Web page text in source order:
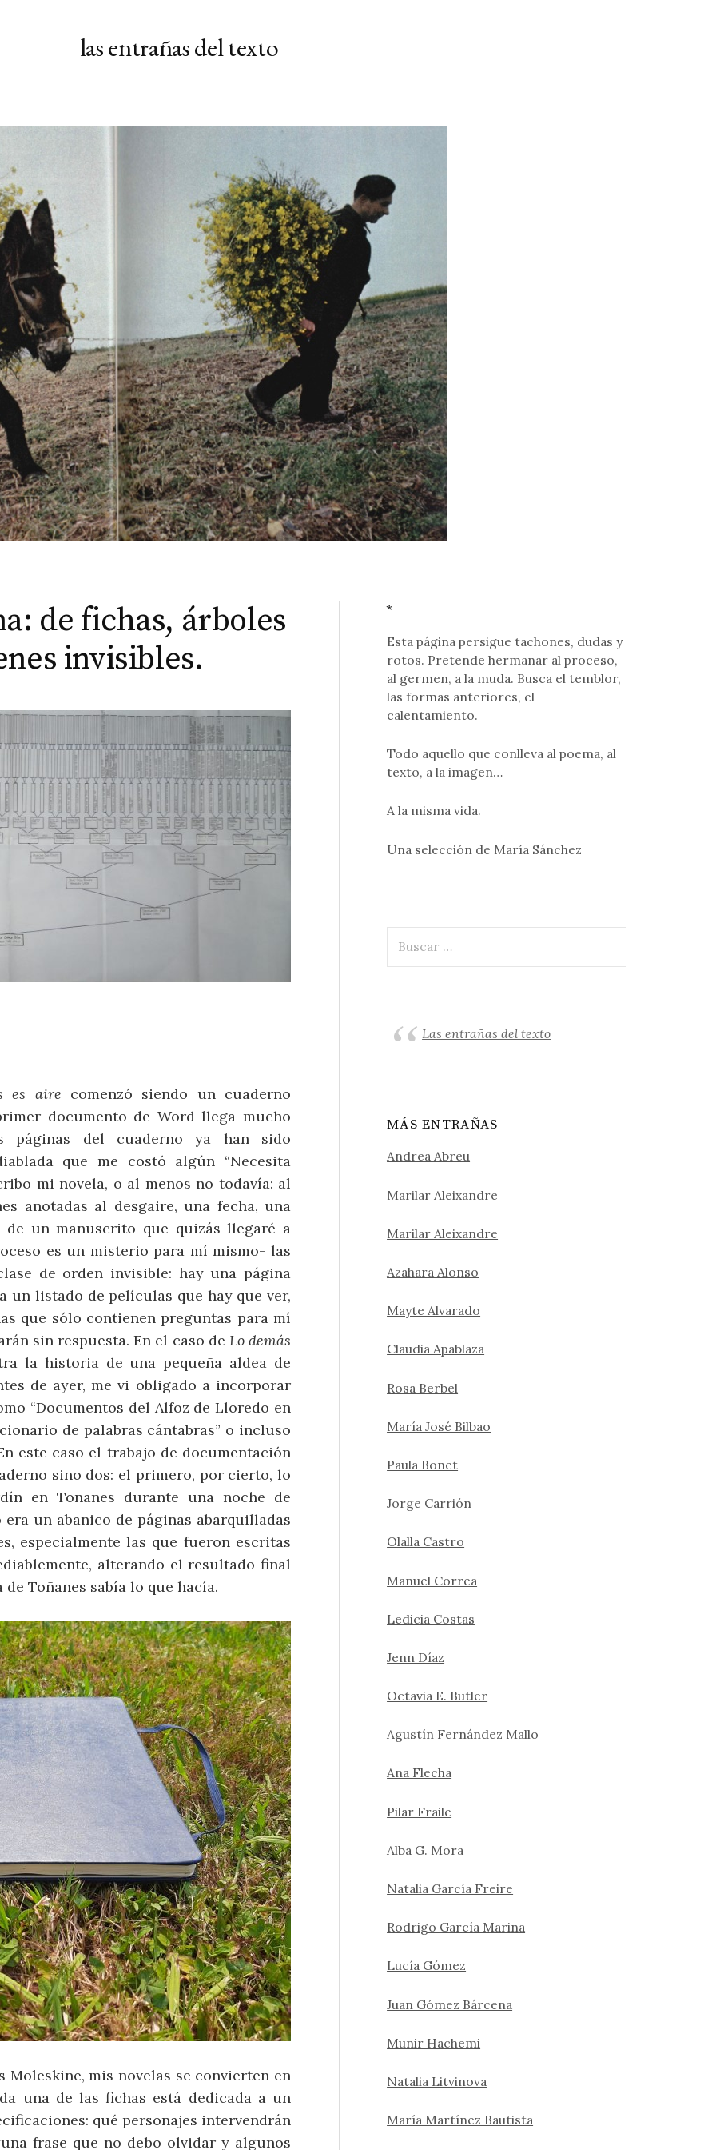
las entrañas del texto
de fichas, árboles
invisibles.
es aire comenzó siendo un cuaderno
documento de Word llega mucho
páginas del cuaderno ya han sido
que me costó algún “Necesita
mi novela, o al menos no todavía: al
anotadas al desgaire, una fecha, una
un manuscrito que quizás llegaré a
es un misterio para mí mismo- las
de orden invisible: hay una página
un listado de películas que hay que ver,
que sólo contienen preguntas para mí
sin respuesta. En el caso de Lo demás
la historia de una pequeña aldea de
de ayer, me vi obligado a incorporar
“Documentos del Alfoz de Lloredo en
de palabras cántabras” o incluso
este caso el trabajo de documentación
sino dos: el primero, por cierto, lo
en Toñanes durante una noche de
un abanico de páginas abarquilladas
especialmente las que fueron escritas
alterando el resultado final
Toñanes sabía lo que hacía.
mis novelas se convierten en
una de las fichas está dedicada a un
qué personajes intervendrán
frase que no debo olvidar y algunos
*
Esta página persigue tachones, dudas y
rotos. Pretende hermanar al proceso,
al germen, a la muda. Busca el temblor,
las formas anteriores, el
calentamiento.
Todo aquello que conlleva al poema, al
texto, a la imagen…
A la misma vida.
Una selección de María Sánchez
Las entrañas del texto
MÁS ENTRAÑAS
Andrea Abreu
Marilar Aleixandre
Marilar Aleixandre
Azahara Alonso
Mayte Alvarado
Claudia Apablaza
Rosa Berbel
María José Bilbao
Paula Bonet
Jorge Carrión
Olalla Castro
Manuel Correa
Ledicia Costas
Jenn Díaz
Octavia E. Butler
Agustín Fernández Mallo
Ana Flecha
Pilar Fraile
Alba G. Mora
Natalia García Freire
Rodrigo García Marina
Lucía Gómez
Juan Gómez Bárcena
Munir Hachemi
Natalia Litvinova
María Martínez Bautista